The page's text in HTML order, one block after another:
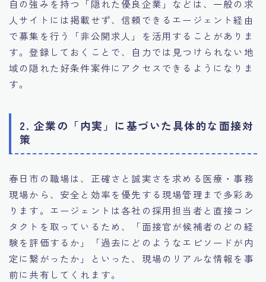
自の強みを持つ「隠れた優良企業」などは、一般の求
人サイトには掲載せず、信頼できるエージェント経由
で募集を行う「非公開求人」を活用することがありま
す。登録しておくことで、自力では見つけられない地
域の隠れた好条件案件にアクセスできるようになりま
す。
2. 企業の「内実」に基づいた具体的な面接対
策
春日市の職場は、正確さと誠実さを求める医療・事務
現場から、安全と効率を優先する現場管理まで多彩あ
ります。エージェントは各社の採用担当者と直接コン
タクトを取っているため、「面接官が候補者のどの経
験を評価するか」「過去にどのようなエピソードが内
定に繋がったか」といった、現場のリアルな情報を事
前に共有してくれます。